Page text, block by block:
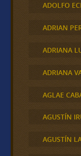
ADOLFO
ADRIAN
ADRIANA
ADRIANA
AGLAE
AGUSTÍN
AGUSTÍN